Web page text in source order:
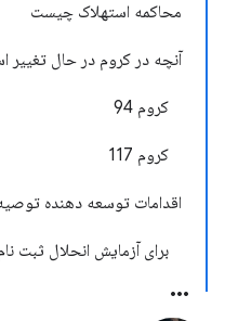
محاکمه استهلاک چیست
آنچه در کروم در حال تغییر
کروم 94
کروم 117
اقدامات توسعه دهنده
برای آزمایش انحلال ثبت